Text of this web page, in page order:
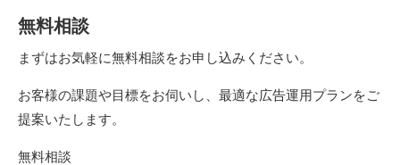
無料相談
まずはお気軽に無料相談をお申し込みください。
お客様の課題や目標をお伺いし、最適な広告運用プランをご
提案いたします。
無料相談